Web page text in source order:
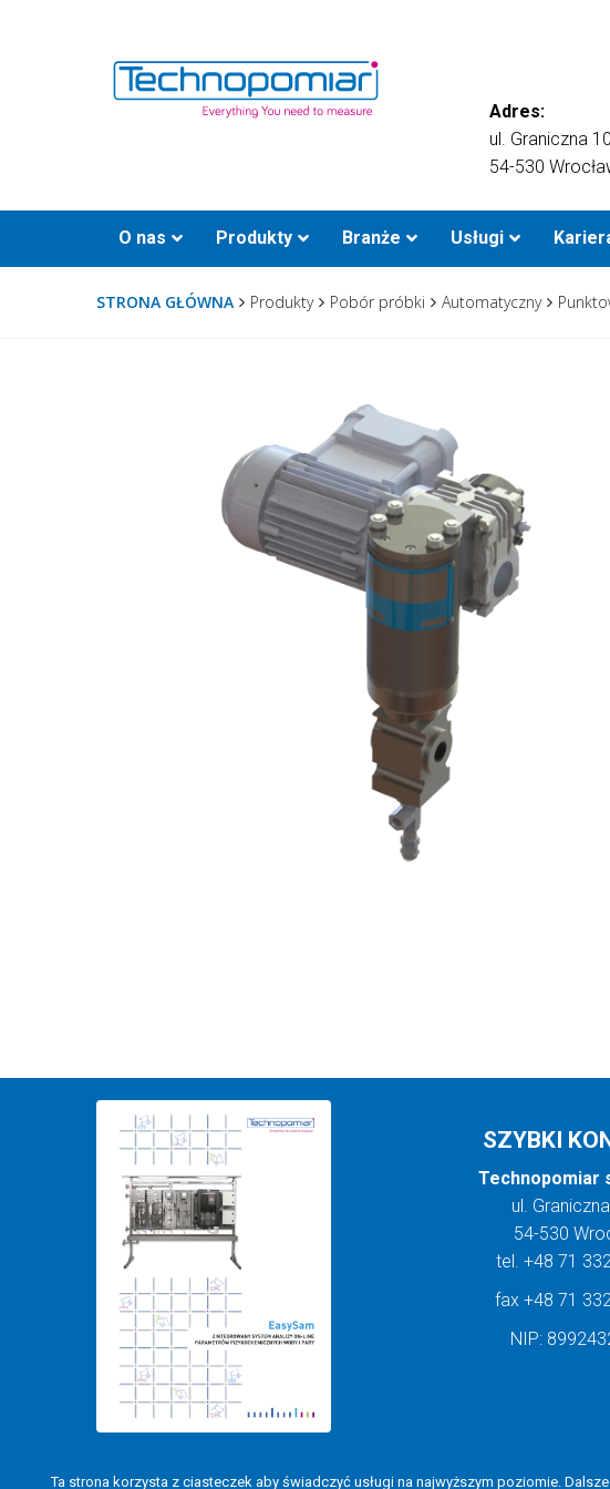
Adres:
ul. Graniczna
54-530
O nas Produkty Branże Usługi
STRONA GŁÓWNA Produkty Pobór próbki Automatyczny
SZYBKI
Technopomiar
ul.
54-530
tel. +48 71
fax +48 71
NIP:
Ta strona korzysta z ciasteczek aby świadczyć usługi na najwyższym poziomie.